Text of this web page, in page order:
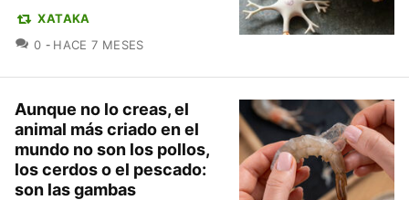
XATAKA
0 COMENTARIOS
HACE 7 MESES
Aunque no lo creas, el
animal más criado en el
mundo no son los pollos,
los cerdos o el pescado:
son las gambas